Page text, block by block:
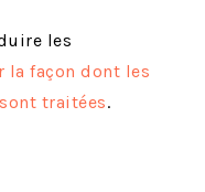
les
la façon dont les
traitées.